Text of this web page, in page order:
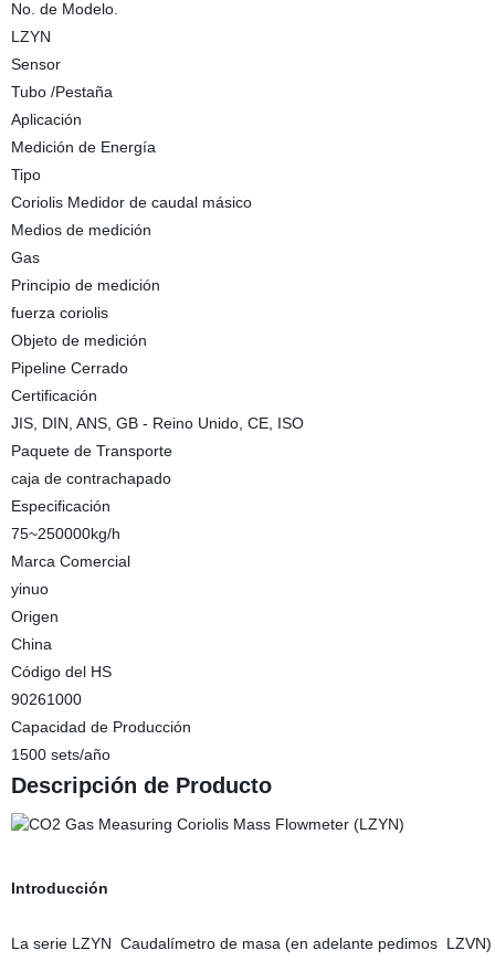
No. de Modelo.
LZYN
Sensor
Tubo /Pestaña
Aplicación
Medición de Energía
Tipo
Coriolis Medidor de caudal másico
Medios de medición
Gas
Principio de medición
fuerza coriolis
Objeto de medición
Pipeline Cerrado
Certificación
JIS, DIN, ANS, GB - Reino Unido, CE, ISO
Paquete de Transporte
caja de contrachapado
Especificación
75~250000kg/h
Marca Comercial
yinuo
Origen
China
Código del HS
90261000
Capacidad de Producción
1500 sets/año
Descripción de Producto
Introducción
La serie LZYN Caudalímetro de masa (en adelante pedimos